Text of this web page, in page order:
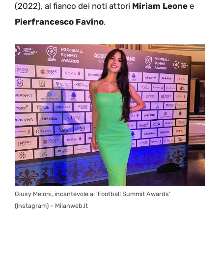
(2022), al fianco dei noti attori Miriam Leone e
Pierfrancesco Favino.
Giusy Meloni, incantevole ai ‘Football Summit Awards’
(Instagram) – Milanweb.it